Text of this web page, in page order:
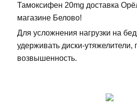
Тамоксифен 20mg доставка
магазине Белово!
Для усложнения нагрузки на
удерживать диски-утяжелители,
возвышенность.